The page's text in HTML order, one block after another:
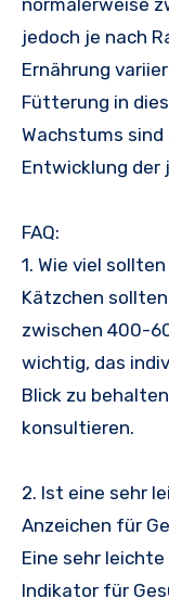
normalerweise
jedoch je nach
Ernährung
Fütterung in
Wachstums
Entwicklung der
FAQ:
1. Wie viel
Kätzchen
zwischen 400-
wichtig, das
Blick zu
konsultieren.
2. Ist eine sehr
Anzeichen für
Eine sehr
Indikator für